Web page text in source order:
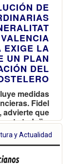
DE
EXIGE LA
UN PLAN
DEL
medidas
Fidel
advierte que
todo” y
irán al paro
y Actualidad